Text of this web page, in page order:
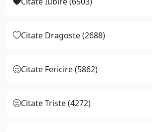
Citate Dragoste (2688)
Citate Fericire (5862)
Citate Triste (4272)